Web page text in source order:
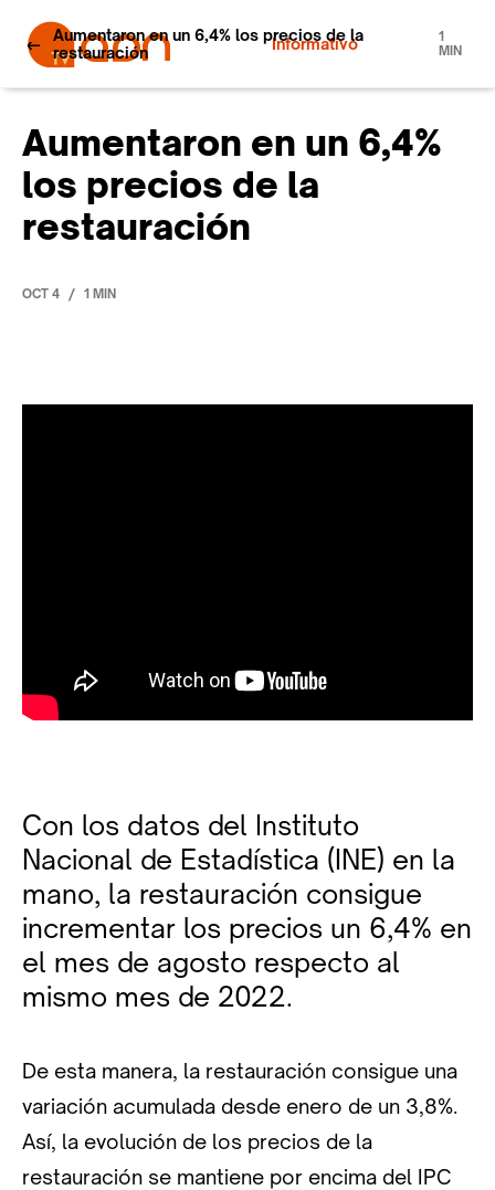
Informativo
Aumentaron en un 6,4% los precios de la
restauración
1
MIN
Aumentaron en un 6,4%
los precios de la
restauración
OCT 4 / 1 MIN
Con los datos del Instituto
Nacional de Estadística (INE) en la
mano, la restauración consigue
incrementar los precios un 6,4% en
el mes de agosto respecto al
mismo mes de 2022.
De esta manera, la restauración consigue una
variación acumulada desde enero de un 3,8%.
Así, la evolución de los precios de la
restauración se mantiene por encima del IPC